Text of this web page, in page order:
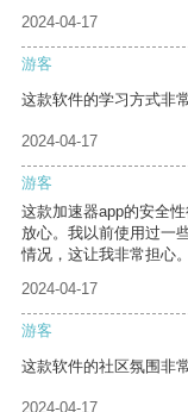
2024-04-17
游客
这款软件的学习方式非
2024-04-17
游客
这款加速器app的安全
放心。我以前使用过一
情况，这让我非常担心。
2024-04-17
游客
这款软件的社区氛围非
2024-04-17